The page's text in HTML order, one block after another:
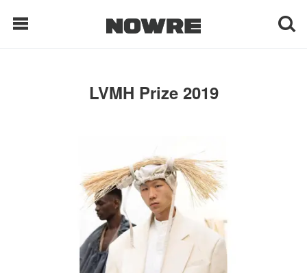
每日鲜榨
每日栏目
时 尚
球 鞋
生 活
LVMH Prize 2019